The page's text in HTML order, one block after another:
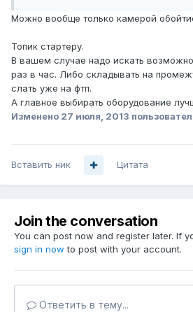
Можно вообще только камерой
Топик стартеру.
В вашем случае надо искать
раз в час. Либо складывать на
слать уже на фтп.
А главное выбирать оборудование
Изменено 27 июля, 2013
Вставить ник Цитата
Join the conversation
You can post now and register later. If
sign in now to post with your account.
Ответить в тему...